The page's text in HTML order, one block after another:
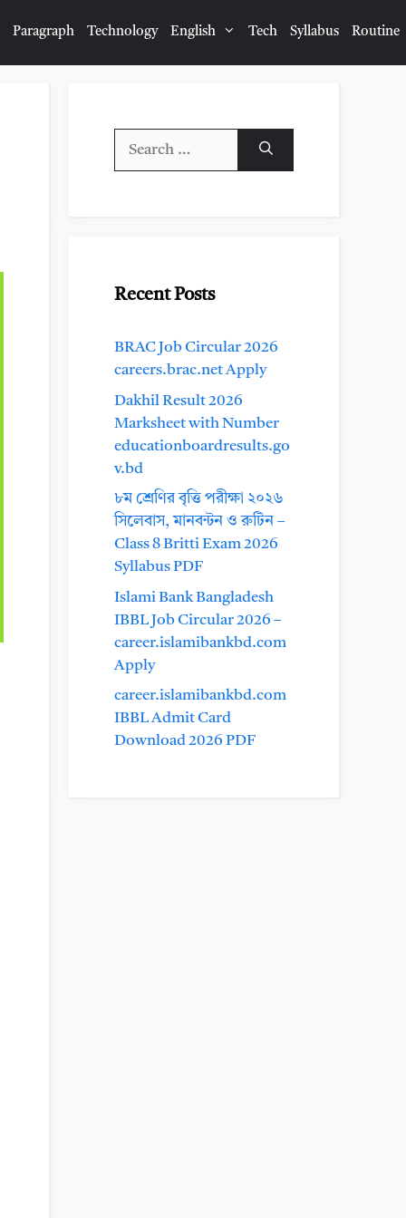
Paragraph Technology English Tech Syllabus Routine
Recent Posts
BRAC Job Circular 2026
careers.brac.net Apply
Dakhil Result 2026
Marksheet with Number
educationboardresults.go
v.bd
৮ম শ্রেণির বৃত্তি পরীক্ষা ২০২৬
সিলেবাস, মানবন্টন ও রুটিন –
Class 8 Britti Exam 2026
Syllabus PDF
Islami Bank Bangladesh
IBBL Job Circular 2026 –
career.islamibankbd.com
Apply
career.islamibankbd.com
IBBL Admit Card
Download 2026 PDF